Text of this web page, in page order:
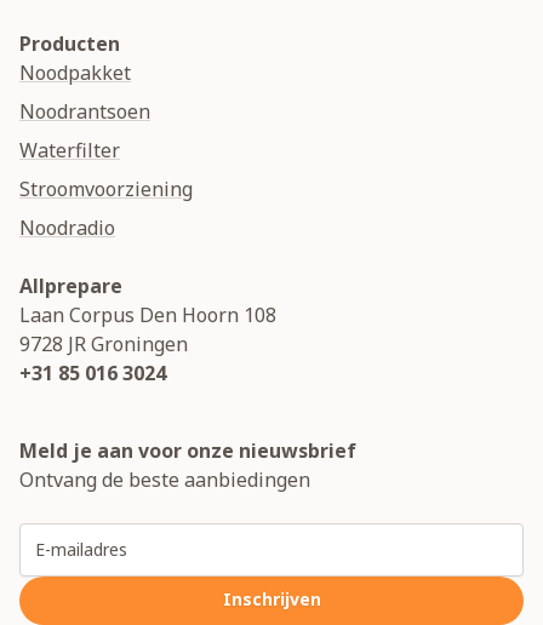
Producten
Noodpakket
Noodrantsoen
Waterfilter
Stroomvoorziening
Noodradio
Allprepare
Laan Corpus Den Hoorn 108
9728 JRGroningen
+31 85 016 3024
Meld je aan voor onze nieuwsbrief
Ontvang de beste aanbiedingen
Inschrijven